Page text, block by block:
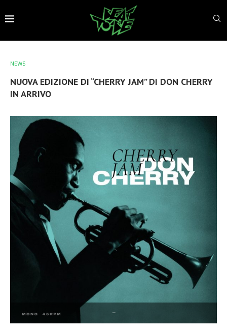
NEWS
NUOVA EDIZIONE DI “CHERRY JAM” DI DON CHERRY
IN ARRIVO
–